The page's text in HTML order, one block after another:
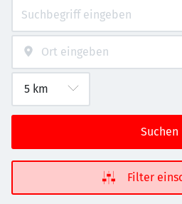
Suchen
Filter